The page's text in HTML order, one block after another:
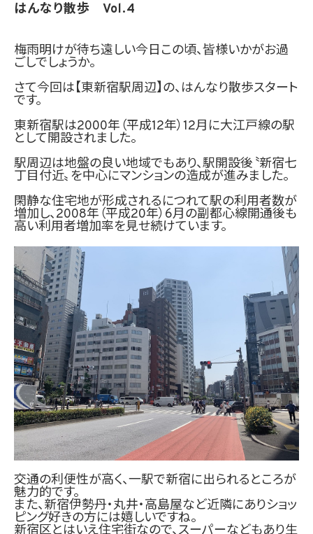
はんなり散歩 Vol.4
梅雨明けが待ち遠しい今日この頃、皆様いかがお過
ごしでしょうか。
さて今回は【東新宿駅周辺】の、 はんなり散歩スタート
です。
東新宿駅は2000年（平成12年）12月に大江戸線の駅
として開設されました。
駅周辺は地盤の良い地域でもあり、駅開設後〝新宿七
丁目付近〟を中心にマンションの造成が進みました。
閑静な住宅地が形成されるにつれて駅の利用者数が
増加し、2008年（平成20年）6月の副都心線開通後も
高い利用者増加率を見せ続けています。
交通の利便性が高く、一駅で新宿に出られるところが
魅力的です。
また、新宿伊勢丹・丸井・高島屋など近隣にありショッ
ピング好きの方には嬉しいですね。
新宿区とはいえ住宅街なので、スーパーなどもあり生